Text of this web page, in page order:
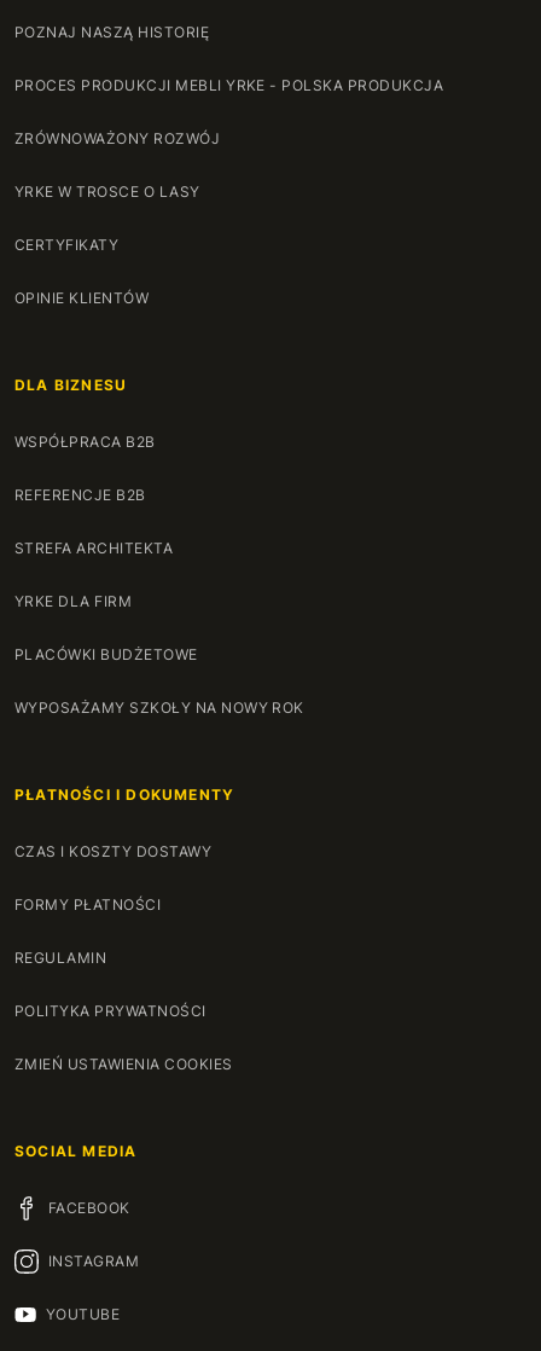
POZNAJ NASZĄ HISTORIĘ
PROCES PRODUKCJI MEBLI YRKE - POLSKA PRODUKCJA
ZRÓWNOWAŻONY ROZWÓJ
YRKE W TROSCE O LASY
CERTYFIKATY
OPINIE KLIENTÓW
DLA BIZNESU
WSPÓŁPRACA B2B
REFERENCJE B2B
STREFA ARCHITEKTA
YRKE DLA FIRM
PLACÓWKI BUDŻETOWE
WYPOSAŻAMY SZKOŁY NA NOWY ROK
PŁATNOŚCI I DOKUMENTY
CZAS I KOSZTY DOSTAWY
FORMY PŁATNOŚCI
REGULAMIN
POLITYKA PRYWATNOŚCI
ZMIEŃ USTAWIENIA COOKIES
SOCIAL MEDIA
FACEBOOK
INSTAGRAM
YOUTUBE